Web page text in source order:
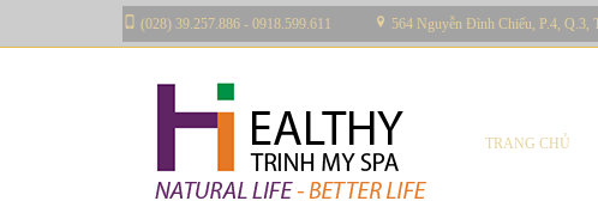
(028) 39.257.886 - 0918.599.611 564 Nguyễn Đình Chiểu, P.4, Q.3,
TRANG CHỦ